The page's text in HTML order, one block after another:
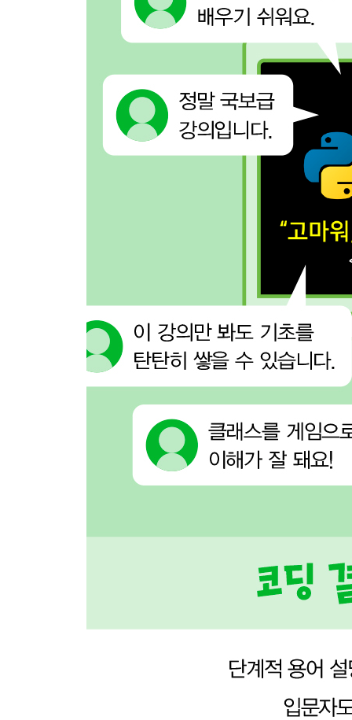
11.5 패키지와 모듈 위치 확인하기
11.6 패키지 설치하기
11.8 외장 함수 사용하기
11.9 실습 문제: 나만의 모듈 만들기